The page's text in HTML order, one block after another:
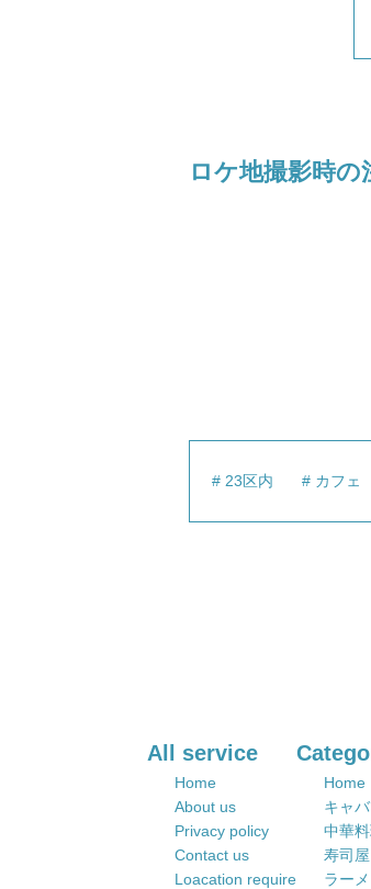
ロケ地撮影時の
23区内 カフェ
All service
Home
About us
Privacy policy
Contact us
Loacation require
Home
キャ
中華
寿司
ラー